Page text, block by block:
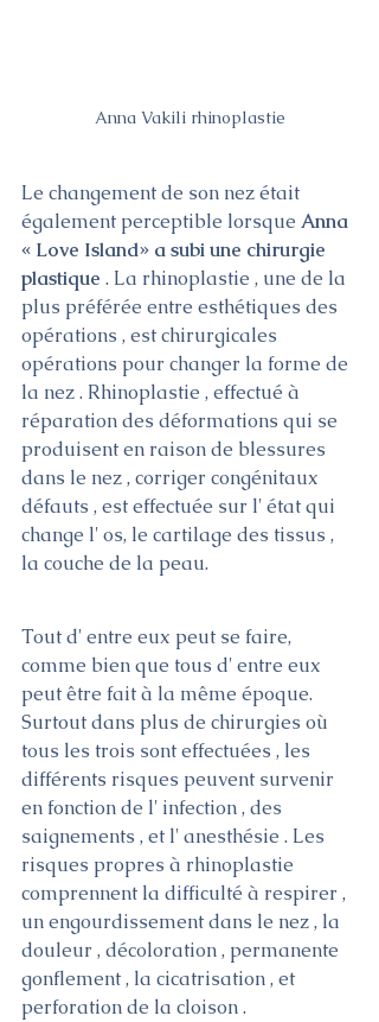
Anna Vakili rhinoplastie
Le changement de son nez était
également perceptible lorsque Anna
« Love Island» a subi une chirurgie
plastique . La rhinoplastie , une de la
plus préférée entre esthétiques des
opérations , est chirurgicales
opérations pour changer la forme de
la nez . Rhinoplastie , effectué à
réparation des déformations qui se
produisent en raison de blessures
dans le nez , corriger congénitaux
défauts , est effectuée sur l' état qui
change l' os, le cartilage des tissus ,
la couche de la peau.
Tout d' entre eux peut se faire,
comme bien que tous d' entre eux
peut être fait à la même époque.
Surtout dans plus de chirurgies où
tous les trois sont effectuées , les
différents risques peuvent survenir
en fonction de l' infection , des
saignements , et l' anesthésie . Les
risques propres à rhinoplastie
comprennent la difficulté à respirer ,
un engourdissement dans le nez , la
douleur , décoloration , permanente
gonflement , la cicatrisation , et
perforation de la cloison .